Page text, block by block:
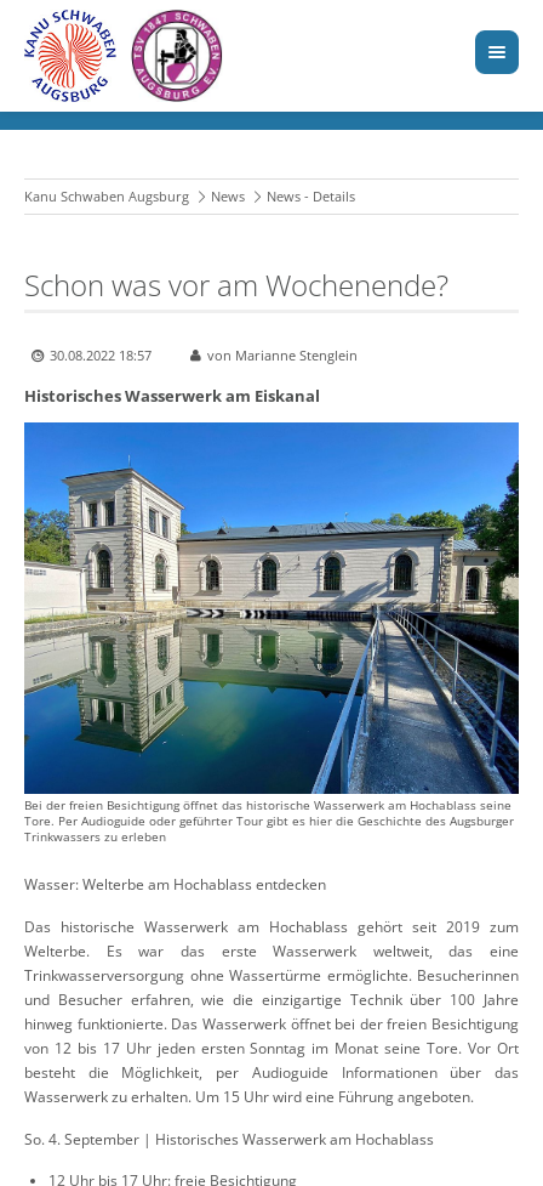
Kanu Schwaben Augsburg News News - Details
Schon was vor am Wochenende?
30.08.2022 18:57 von Marianne Stenglein
Historisches Wasserwerk am Eiskanal
Bei der freien Besichtigung öffnet das historische Wasserwerk am Hochablass seine
Tore. Per Audioguide oder geführter Tour gibt es hier die Geschichte des Augsburger
Trinkwassers zu erleben
Wasser: Welterbe am Hochablass entdecken
Das historische Wasserwerk am Hochablass gehört seit 2019 zum
Welterbe. Es war das erste Wasserwerk weltweit, das eine
Trinkwasserversorgung ohne Wassertürme ermöglichte. Besucherinnen
und Besucher erfahren, wie die einzigartige Technik über 100 Jahre
hinweg funktionierte. Das Wasserwerk öffnet bei der freien Besichtigung
von 12 bis 17 Uhr jeden ersten Sonntag im Monat seine Tore. Vor Ort
besteht die Möglichkeit, per Audioguide Informationen über das
Wasserwerk zu erhalten. Um 15 Uhr wird eine Führung angeboten.
So. 4. September | Historisches Wasserwerk am Hochablass
12 Uhr bis 17 Uhr: freie Besichtigung